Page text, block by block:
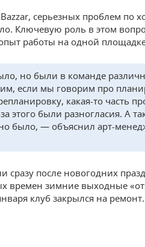
серьезных проблем по
Ключевую роль в этом
работы на одной
но были в команде
если мы говорим про
какая-то часть
этого были разногласия. А
было, — объяснил арт-
после новогодних
времен зимние выходные
клуб закрылся на ремонт.